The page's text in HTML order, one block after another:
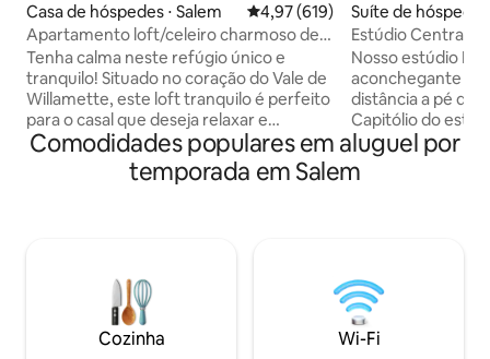
Casa de hóspedes ⋅ Salem 4,97 de uma avaliação média de
4,97 (619)
Apartamento loft/celeiro charmoso de 1
quarto com banheira de hidromassagem
Tenha calma neste refúgio único e
tranquilo! Situado no coração do Vale de
Willamette, este loft tranquilo é perfeito
para o casal que deseja relaxar e
recarregar as energias. Desfrute dos
nossos mercados de agricultores locais
ou de um jogo de beisebol no Volcanoes
caminhadas e trilhas ou navegue em
nossos rios e lagos - e muito mais!
Quando você voltar para o bnb,
aproveite um banho na banheira de
Suíte de hóspedes
Estúdio Central
Nosso estúdio
aconchegante
distância a pé do
Capitólio do
Willamette. O
privacidade, com
banheiro
Park e muito
minutos de carro
facilitando o
*Veja a nota
Comodidades populares em aluguel por
temporada em Salem
Cozinha Wi-Fi